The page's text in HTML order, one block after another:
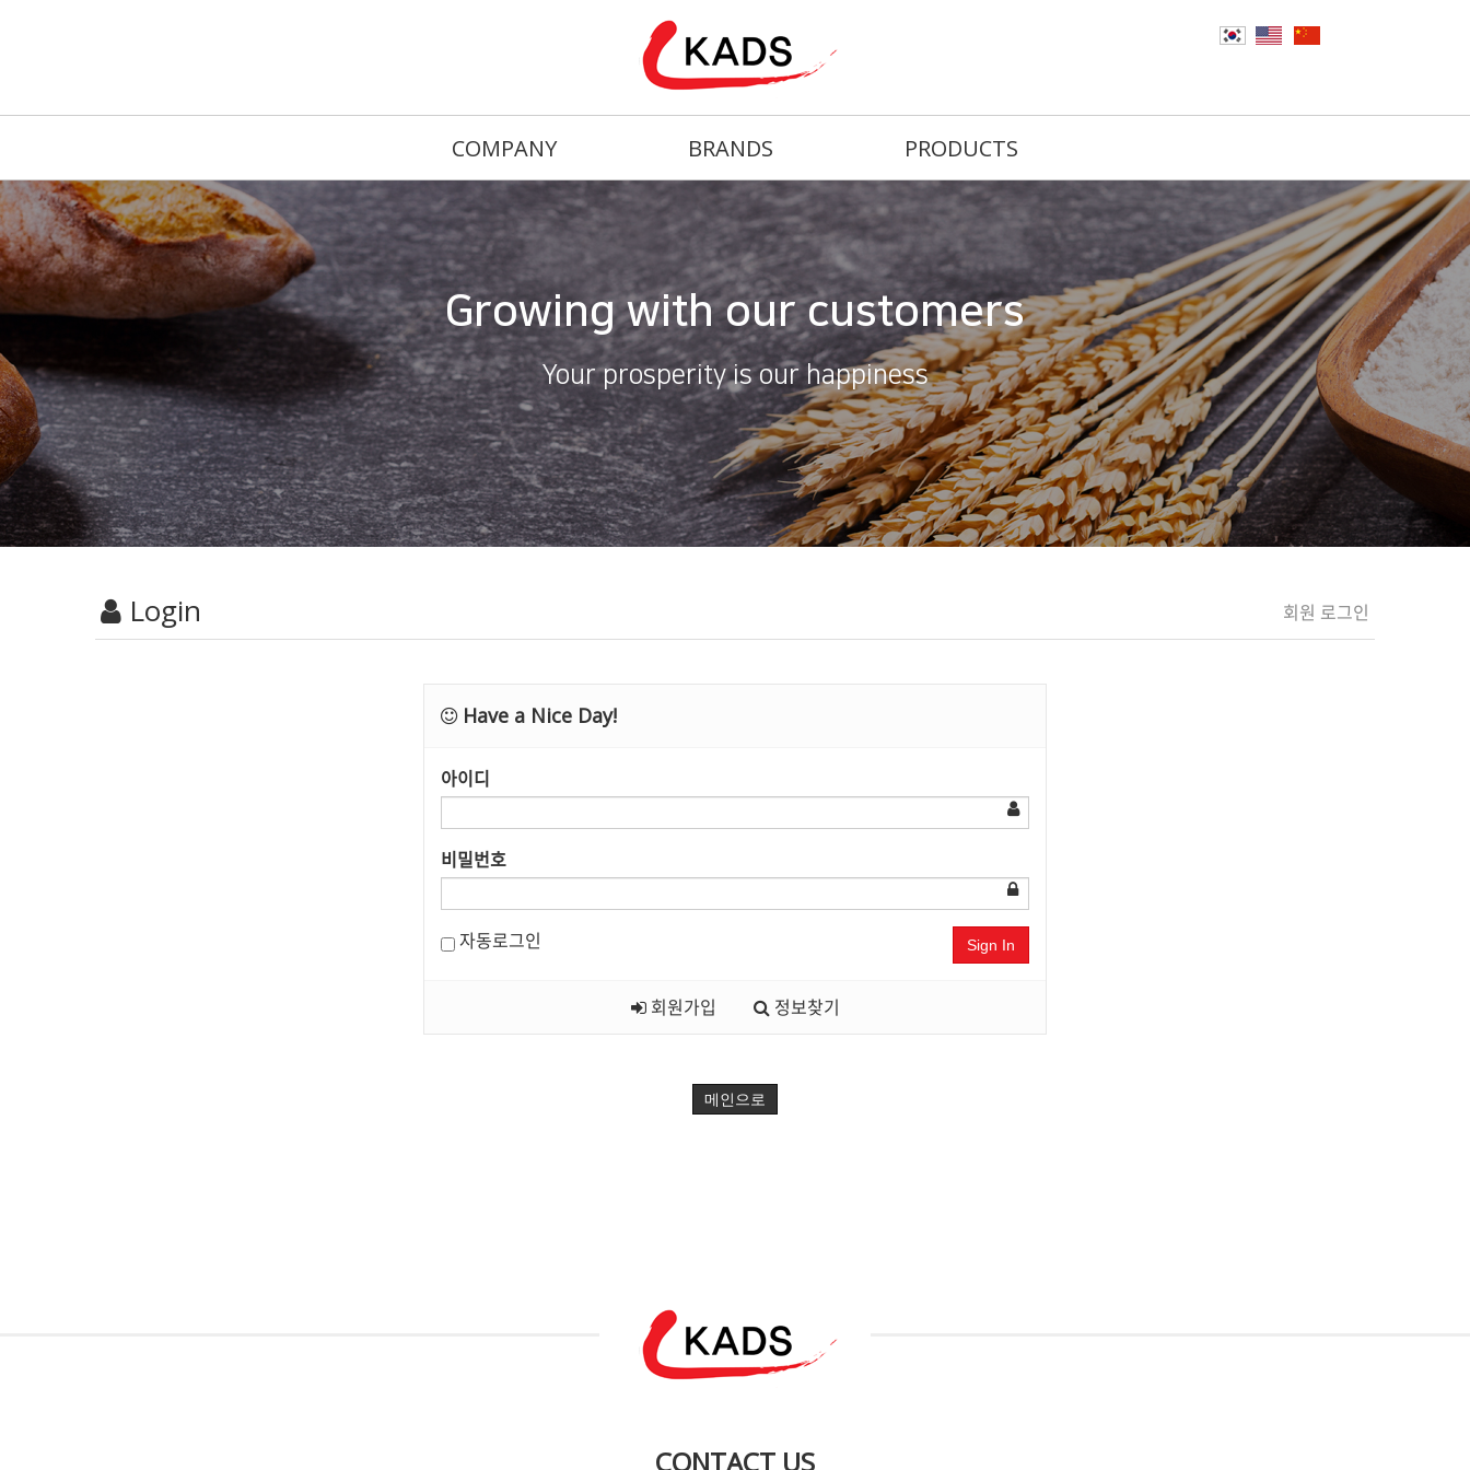
COMPANY BRANDS PRODUCTS
Growing with our customers
Your prosperity is our happiness
Login 회원 로그인
Have a Nice Day!
아이디
비밀번호
자동로그인 Sign In
회원가입 정보찾기
메인으로
CONTACT US